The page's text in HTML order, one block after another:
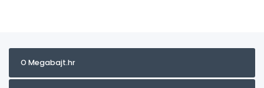
O Megabajt.hr